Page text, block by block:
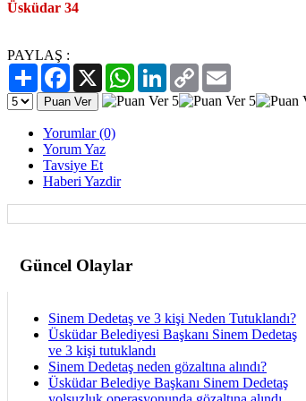
Üsküdar 34
PAYLAŞ :
PaylaşFacebook
X WhatsAppLinkedIn
Copy
Link
Yorumlar (0)
Yorum Yaz
Tavsiye Et
Haberi Yazdir
Güncel Olaylar
Sinem Dedetaş ve 3 kişi Neden Tutuklandı?
Üsküdar Belediyesi Başkanı Sinem Dedetaş
ve 3 kişi tutuklandı
Sinem Dedetaş neden gözaltına alındı?
Üsküdar Belediye Başkanı Sinem Dedetaş